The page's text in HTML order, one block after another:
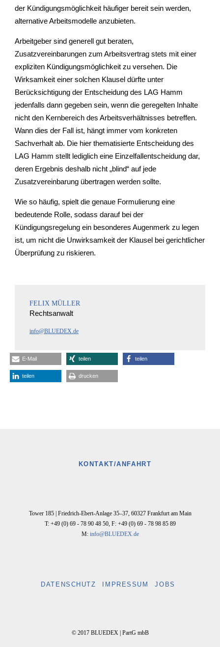
der Kündigungsmöglichkeit häufiger bereit sein werden,
alternative Arbeitsmodelle anzubieten.
Arbeitgeber sind generell gut beraten,
Zusatzvereinbarungen zum Arbeitsvertrag stets mit einer
expliziten Kündigungsmöglichkeit zu versehen. Die
Wirksamkeit einer solchen Klausel dürfte unter
Berücksichtigung der Entscheidung des LAG Hamm
jedenfalls dann gegeben sein, wenn die geregelten Inhalte
nicht den Kernbereich des Arbeitsverhältnisses betreffen.
Wann dies der Fall ist, hängt immer vom konkreten
Sachverhalt ab. Die hier thematisierte Entscheidung des
LAG Hamm stellt lediglich eine Einzelfallentscheidung dar,
deren Ergebnis deshalb nicht „blind“ auf jede
Zusatzvereinbarung übertragen werden sollte.
Wie so häufig, spielt die genaue Formulierung eine
bedeutende Rolle, sodass darauf bei der
Kündigungsregelung ein besonderes Augenmerk zu legen
ist, um nicht die Unwirksamkeit der Klausel bei gerichtlicher
Überprüfung zu riskieren.
FELIX MÜLLER
Rechtsanwalt
info@BLUEDEX.de
E-Mail teilen teilen
teilen drucken
KONTAKT/ANFAHRT
Tower 185 | Friedrich-Ebert-Anlage 35–37, 60327 Frankfurt am Main
T: +49 (0) 69 - 78 90 48 50, F: +49 (0) 69 - 78 98 85 89
M: info@BLUEDEX.de
DATENSCHUTZ IMPRESSUM JOBS
© 2017 BLUEDEX | PartG mbB